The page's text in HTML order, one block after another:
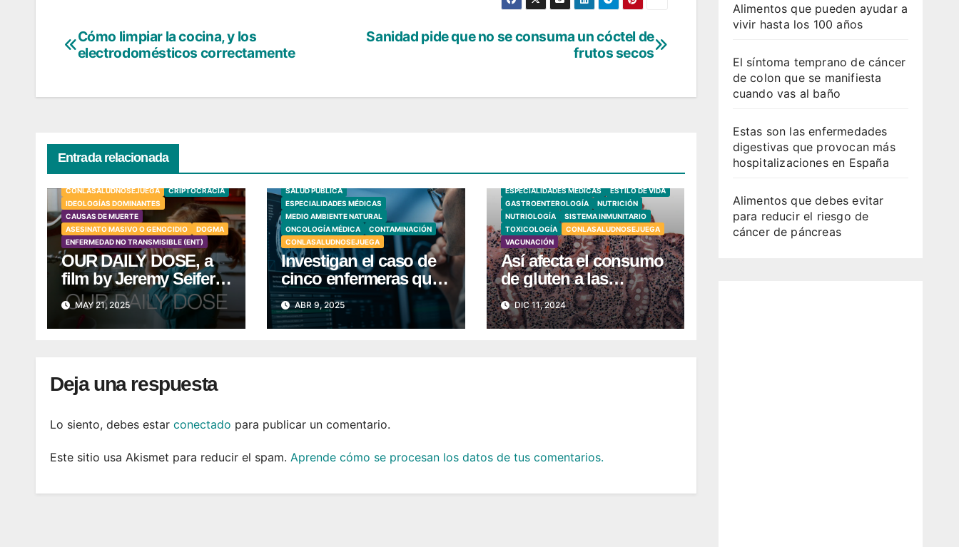
Navegación
entradas
Sanidad pide que no se consuma un cóctel de
frutos secos
Cómo limpiar la cocina, y los
electrodomésticos correctamente
Entrada relacionada
CONLASALUDNOSEJUEGA
CRIPTOCRACIA
IDEOLOGÍAS DOMINANTES
CAUSAS DE MUERTE
ASESINATO MASIVO O GENOCIDIO
DOGMA
ENFERMEDAD NO TRANSMISIBLE (ENT)
OUR DAILY DOSE, a
film by Jeremy Seifert
– Trailer
MAY 21, 2025
SALUD PÚBLICA
ESPECIALIDADES MÉDICAS
MEDIO AMBIENTE NATURAL
ONCOLOGÍA MÉDICA
CONTAMINACIÓN
CONLASALUDNOSEJUEGA
Investigan el caso de
cinco enfermeras que
desarrollaron tumores
cerebrales
ABR 9, 2025
ESPECIALIDADES MÉDICAS
ESTILO DE VIDA
GASTROENTEROLOGÍA
NUTRICIÓN
NUTRIOLOGÍA
SISTEMA INMUNITARIO
TOXICOLOGÍA
CONLASALUDNOSEJUEGA
VACUNACIÓN
Así afecta el consumo
de gluten a las
personas con
celiaquía
DIC 11, 2024
Deja una respuesta
Lo siento, debes estar conectado para publicar un comentario.
Este sitio usa Akismet para reducir el spam. Aprende cómo se procesan los datos de tus comentarios.
Alimentos que pueden ayudar a
vivir hasta los 100 años
El síntoma temprano de cáncer
de colon que se manifiesta
cuando vas al baño
Estas son las enfermedades
digestivas que provocan más
hospitalizaciones en España
Alimentos que debes evitar
para reducir el riesgo de
cáncer de páncreas